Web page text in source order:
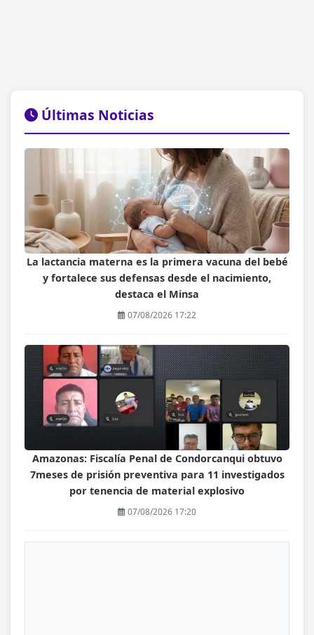
Últimas Noticias
La lactancia materna es la primera vacuna del bebé
y fortalece sus defensas desde el nacimiento,
destaca el Minsa
07/08/2026 17:22
Amazonas: Fiscalía Penal de Condorcanqui obtuvo
7meses de prisión preventiva para 11 investigados
por tenencia de material explosivo
07/08/2026 17:20